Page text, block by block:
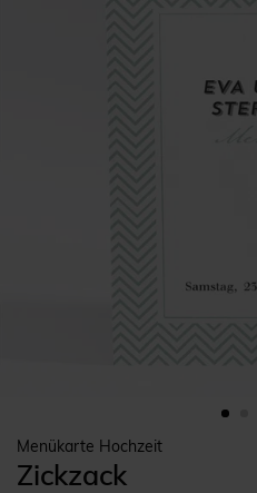
Menükarte Hochzeit
Zickzack